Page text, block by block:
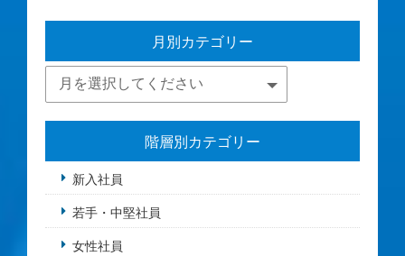
月別カテゴリー
階層別カテゴリー
新入社員
若手・中堅社員
女性社員